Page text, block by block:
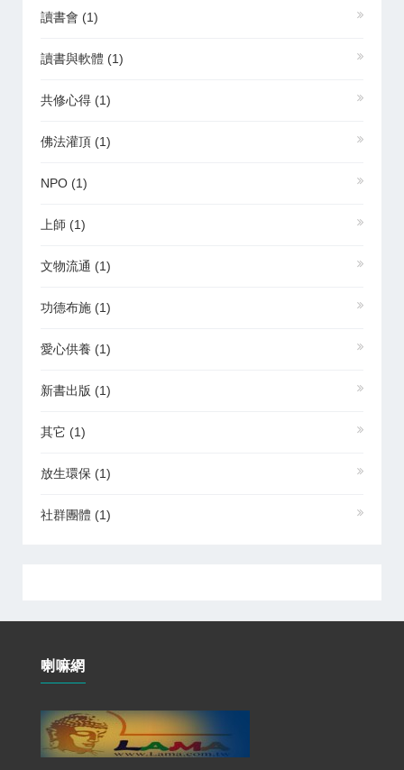
讀書會 (1)
讀書與軟體 (1)
共修心得 (1)
佛法灌頂 (1)
NPO (1)
上師 (1)
文物流通 (1)
功德布施 (1)
愛心供養 (1)
新書出版 (1)
其它 (1)
放生環保 (1)
社群團體 (1)
喇嘛網